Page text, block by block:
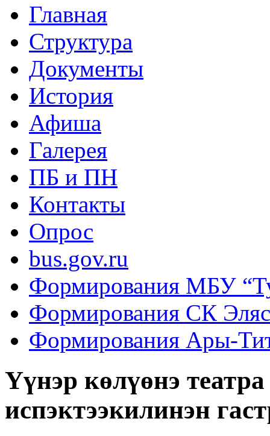
Главная
Структура
Документы
История
Афиша
Галерея
ПБ и ПН
Контакты
Опрос
bus.gov.ru
Формирования МБУ
Формирования СК
Формирования Ары-
Үүнэр көлүөнэ
испэктээкилинэн